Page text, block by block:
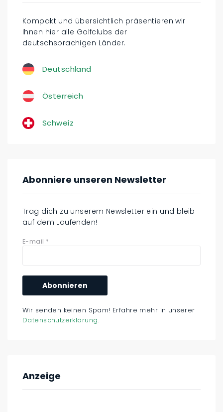
Kompakt und übersichtlich präsentieren wir
Ihnen hier alle Golfclubs der
deutschsprachigen Länder.
Deutschland
Österreich
Schweiz
Abonniere unseren Newsletter
Trag dich zu unserem Newsletter ein und bleib
auf dem Laufenden!
E-mail *
Wir senden keinen Spam! Erfahre mehr in unserer
Datenschutzerklärung.
Anzeige